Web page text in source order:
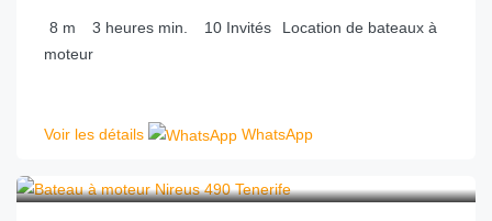
8 m 3 heures min. 10 Invités
Location de bateaux à
moteur
Voir les détails WhatsApp